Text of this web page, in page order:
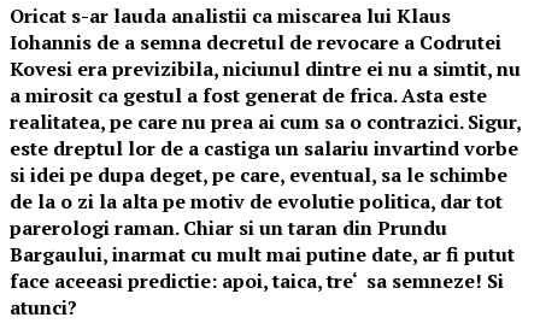
Oricat s-ar lauda analistii ca miscarea lui Klaus
Iohannis de a semna decretul de revocare a Codrutei
Kovesi era previzibila, niciunul dintre ei nu a simtit, nu
a mirosit ca gestul a fost generat de frica. Asta este
realitatea, pe care nu prea ai cum sa o contrazici. Sigur,
este dreptul lor de a castiga un salariu invartind vorbe
si idei pe dupa deget, pe care, eventual, sa le schimbe
de la o zi la alta pe motiv de evolutie politica, dar tot
parerologi raman. Chiar si un taran din Prundu
Bargaului, inarmat cu mult mai putine date, ar fi putut
face aceeasi predictie: apoi, taica, tre‘ sa semneze! Si
atunci?